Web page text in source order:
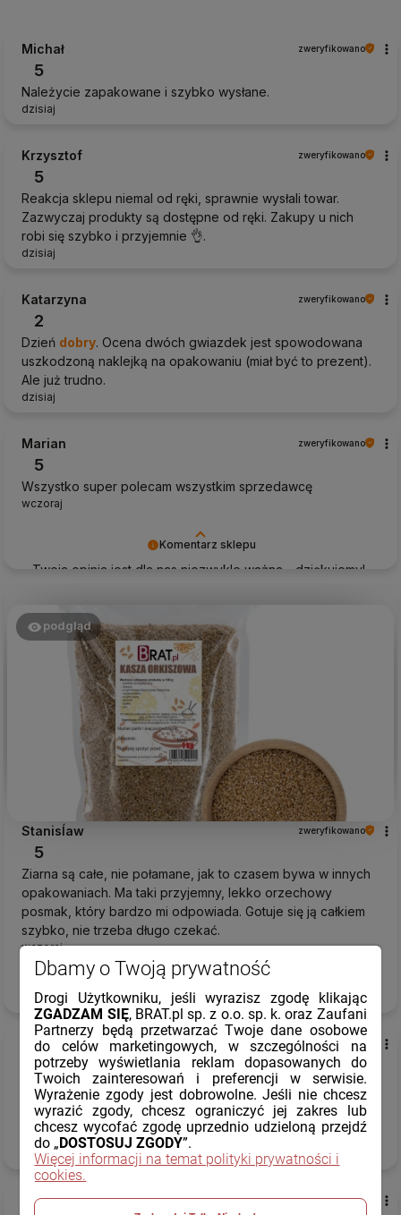
Michał zweryfikowano
5
Należycie zapakowane i szybko wysłane.
dzisiaj
Krzysztof zweryfikowano
5
Reakcja sklepu niemal od ręki, sprawnie wysłali towar.
Zazwyczaj produkty są dostępne od ręki. Zakupy u nich
robi się szybko i przyjemnie 👌.
dzisiaj
Katarzyna zweryfikowano
2
Dzień dobry. Ocena dwóch gwiazdek jest spowodowana
uszkodzoną naklejką na opakowaniu (miał być to prezent).
Ale już trudno.
dzisiaj
Komentarz sklepu
Twoja opinia jest dla nas niezwykle ważna - dziękujemy!
Marian zweryfikowano
5
Wszystko super polecam wszystkim sprzedawcę
wczoraj
Dziękujemy za Twoją pozytywną opinię.
podgląd
Stanisĺaw zweryfikowano
5
Ziarna są całe, nie połamane, jak to czasem bywa w innych
opakowaniach. Ma taki przyjemny, lekko orzechowy
posmak, który bardzo mi odpowiada. Gotuje się ją całkiem
szybko, nie trzeba długo czekać.
wczoraj
Komentarz sklepu
Twoja opinia jest dla nas cenna.
Ewa zweryfikowano
5
Szybko i sprawnie.
wczoraj
Barbara zweryfikowano
Dbamy o Twoją prywatność
Drogi Użytkowniku, jeśli wyrazisz zgodę klikając
ZGADZAM SIĘ, BRAT.pl sp. z o.o. sp. k. oraz Zaufani
Partnerzy będą przetwarzać Twoje dane osobowe
do celów marketingowych, w szczególności na
potrzeby wyświetlania reklam dopasowanych do
Twoich zainteresowań i preferencji w serwisie.
Wyrażenie zgody jest dobrowolne. Jeśli nie chcesz
wyrazić zgody, chcesz ograniczyć jej zakres lub
chcesz wycofać zgodę uprzednio udzieloną przejdź
do „ DOSTOSUJ ZGODY”.
Więcej informacji na temat polityki prywatności i
cookies.